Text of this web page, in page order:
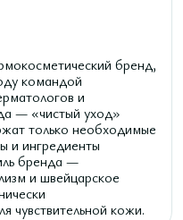
бренд,
командой
и
— «чистый уход»
только необходимые
и ингредиенты
бренда —
и швейцарское
чувствительной кожи.